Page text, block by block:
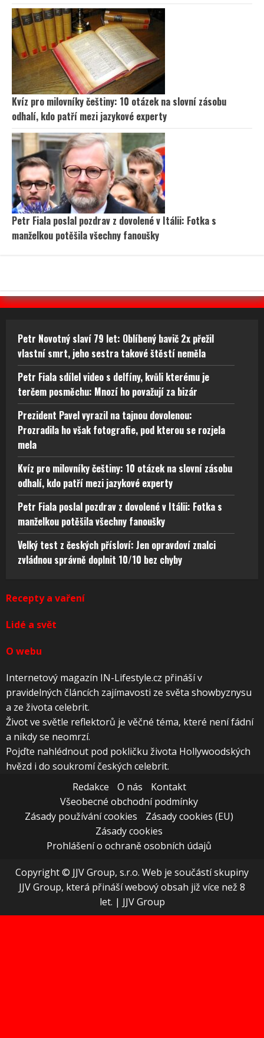
Kvíz pro milovníky češtiny: 10 otázek na slovní zásobu
odhalí, kdo patří mezi jazykové experty
Petr Fiala poslal pozdrav z dovolené v Itálii: Fotka s
manželkou potěšila všechny fanoušky
Petr Novotný slaví 79 let: Oblíbený bavič 2x přežil
vlastní smrt, jeho sestra takové štěstí neměla
Petr Fiala sdílel video s delfíny, kvůli kterému je
terčem posměchu: Mnozí ho považují za bizár
Prezident Pavel vyrazil na tajnou dovolenou:
Prozradila ho však fotografie, pod kterou se rozjela
mela
Kvíz pro milovníky češtiny: 10 otázek na slovní zásobu
odhalí, kdo patří mezi jazykové experty
Petr Fiala poslal pozdrav z dovolené v Itálii: Fotka s
manželkou potěšila všechny fanoušky
Velký test z českých přísloví: Jen opravdoví znalci
zvládnou správně doplnit 10/10 bez chyby
Recepty a vaření
Lidé a svět
O webu
Internetový magazín IN-Lifestyle.cz přináší v
pravidelných článcích zajímavosti ze světa showbyznysu
a ze života celebrit.
Život ve světle reflektorů je věčné téma, které není fádní
a nikdy se neomrzí.
Pojďte nahlédnout pod pokličku života Hollywoodských
hvězd i do soukromí českých celebrit.
Redakce
O nás
Kontakt
Všeobecné obchodní podmínky
Zásady používání cookies
Zásady cookies (EU)
Zásady cookies
Prohlášení o ochraně osobních údajů
Copyright © JJV Group, s.r.o. Web je součástí skupiny
JJV Group, která přináší webový obsah již více než 8
let. | JJV Group